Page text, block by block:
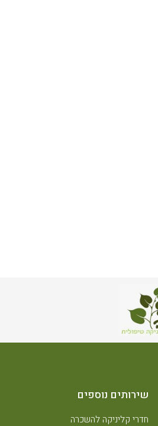
שירותים נוספים
חדרי קליניקה להשכרה